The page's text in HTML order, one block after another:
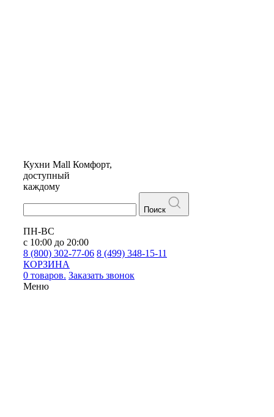
Кухни Mall Комфорт,
доступный
каждому
Поиск
ПН-ВС
с 10:00 до 20:00
8 (800) 302-77-06 8 (499) 348-15-11
КОРЗИНА
0 товаров. Заказать звонок
Меню